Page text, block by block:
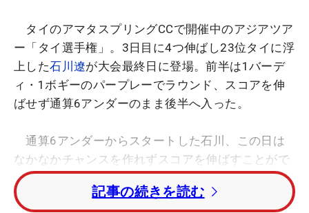
タイのアマタスプリングCCで開催中のアジアツア
ー「タイ選手権」。3日目に4つ伸ばし23位タイに浮
上した石川遼が大会最終日に登場。前半は1バーデ
ィ・1ボギーのパープレーでラウンド、スコアを伸
ばせず通算6アンダーのまま後半へ入った。
通算6アンダーからスタートした石川、この日は
なかなかチャンスを作れずスコアを伸ばすことがで
きない。そして迎えた6番。ここでセカンドショッ
トをピン側2メートルにつけ、本日初めてのバーデ
記事の続きを読む